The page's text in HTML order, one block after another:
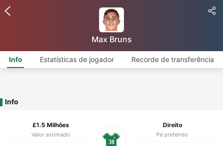
Max Bruns
Info Estatísticas de jogador Recorde de transferência
Info
£1.5 Milhões
Valor estimado
Direito
Pé preferido
38